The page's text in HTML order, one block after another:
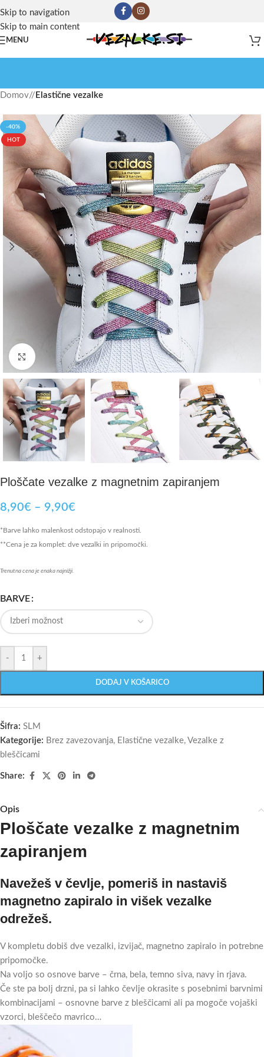
Skip to navigation
Skip to main content
MENU
Domov/ Elastične vezalke
-40%
HOT
Click to enlarge
Ploščate vezalke z magnetnim zapiranjem
8,90€ – 9,90€
*Barve lahko malenkost odstopajo v realnosti.
**Cena je za komplet: dve vezalki in pripomočki.
Trenutna cena je enaka najnižji.
BARVE
- +
DODAJ V KOŠARICO
Šifra: SLM
Kategorije: Brez zavezovanja, Elastične vezalke, Vezalke z
bleščicami
Share:
Opis
Ploščate vezalke z magnetnim
zapiranjem
Navežeš v čevlje, pomeriš in nastaviš
magnetno zapiralo in višek vezalke
odrežeš.
V kompletu dobiš dve vezalki, izvijač, magnetno zapiralo in potrebne
pripomočke.
Na voljo so osnove barve – črna, bela, temno siva, navy in rjava.
Če ste pa bolj drzni, pa si lahko čevlje okrasite s posebnimi barvnimi
kombinacijami – osnovne barve z bleščicami ali pa mogoče vojaški
vzorci, bleščečo mavrico…